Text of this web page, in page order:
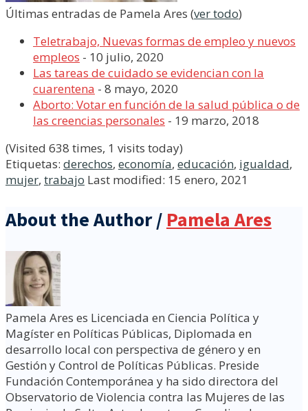
Últimas entradas de Pamela Ares (ver todo)
Teletrabajo, Nuevas formas de empleo y nuevos
empleos - 10 julio, 2020
Las tareas de cuidado se evidencian con la
cuarentena - 8 mayo, 2020
Aborto: Votar en función de la salud pública o de
las creencias personales - 19 marzo, 2018
(Visited 638 times, 1 visits today)
Etiquetas: derechos, economía, educación, igualdad,
mujer, trabajo Last modified: 15 enero, 2021
About the Author / Pamela Ares
Pamela Ares es Licenciada en Ciencia Política y
Magíster en Políticas Públicas, Diplomada en
desarrollo local con perspectiva de género y en
Gestión y Control de Políticas Públicas. Preside
Fundación Contemporánea y ha sido directora del
Observatorio de Violencia contra las Mujeres de las